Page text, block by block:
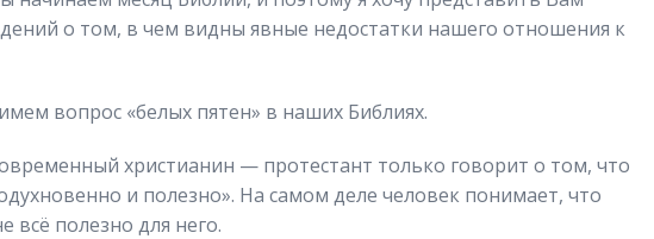
о том, в чем видны явные недостатки нашего отношения к
вопрос «белых пятен» в наших Библиях.
христианин — протестант только говорит о том, что
и полезно». На самом деле человек понимает, что
всё полезно для него.